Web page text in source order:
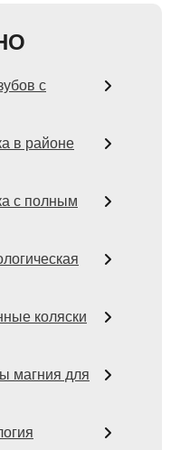
с
в районе
с полным
коляски
магния для